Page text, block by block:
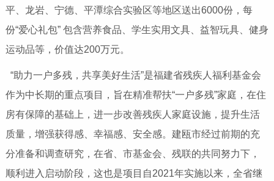
平、龙岩、宁德、平潭综合实验区等地区送出6000份，每
份“爱心礼包” 包含营养食品、学生实用文具、益智玩具、健身
运动品等，价值达200万元。
“助力一户多残，共享美好生活”是福建省残疾人福利基金会
作为中长期的重点项目，旨在精准帮扶“一户多残”家庭，在住
房有保障的基础上，进一步改善残疾人家庭设施，提升生活
质量，增强获得感、幸福感、安全感。建瓯市经过前期的充
分准备和调查研究，在省、市基金会、残联的共同努力下，
顺利进入启动阶段，这也是项目自2021年实施以来，全省继